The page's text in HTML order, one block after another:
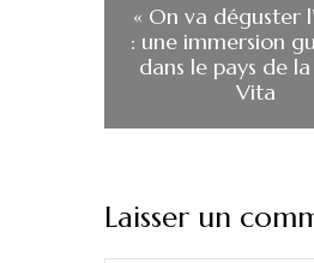
« On va déguster
: une immersion
dans le pays de
Vita
Laisser un